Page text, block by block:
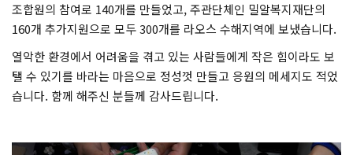
조합원의 참여로 140개를 만들었고, 주관단체인 밀알복지재단의
160개 추가지원으로 모두 300개를 라오스 수해지역에 보냈습니다.
열악한 환경에서 어려움을 겪고 있는 사람들에게 작은 힘이라도 보
탤 수 있기를 바라는 마음으로 정성껏 만들고 응원의 메세지도 적었
습니다. 함께 해주신 분들께 감사드립니다.